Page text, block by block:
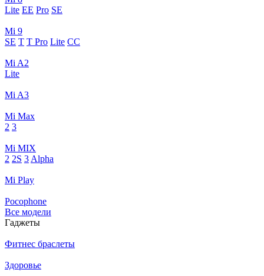
Lite EE Pro SE
Mi 9
SE T T Pro Lite CC
Mi A2
Lite
Mi A3
Mi Max
2 3
Mi MIX
2 2S 3 Alpha
Mi Play
Pocophone
Все модели
Гаджеты
Фитнес браслеты
Здоровье